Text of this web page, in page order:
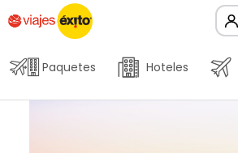
Paquetes Hoteles